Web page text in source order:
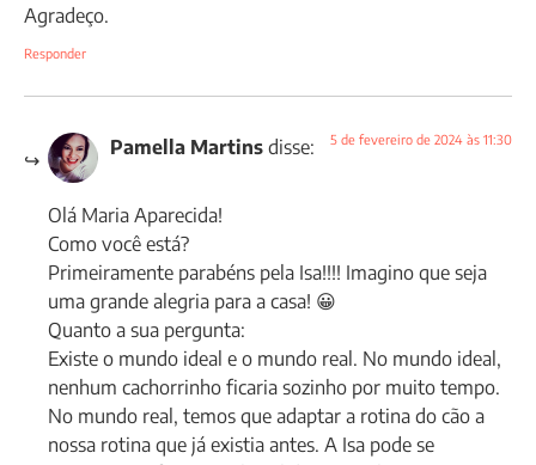
Agradeço.
Responder
Pamella Martinsdisse: 5 de fevereiro de 2024 às 11:30
Olá Maria Aparecida!
Como você está?
Primeiramente parabéns pela Isa!!!! Imagino que seja
uma grande alegria para a casa! 😀
Quanto a sua pergunta:
Existe o mundo ideal e o mundo real. No mundo ideal,
nenhum cachorrinho ficaria sozinho por muito tempo.
No mundo real, temos que adaptar a rotina do cão a
nossa rotina que já existia antes. A Isa pode se